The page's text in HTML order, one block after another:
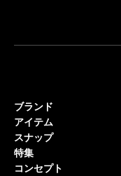
ブランド
アイテム
スナップ
特集
コンセプト